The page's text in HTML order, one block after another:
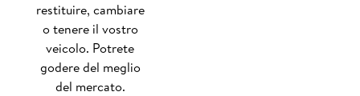
restituire, cambiare
o tenere il vostro
veicolo. Potrete
godere del meglio
del mercato.